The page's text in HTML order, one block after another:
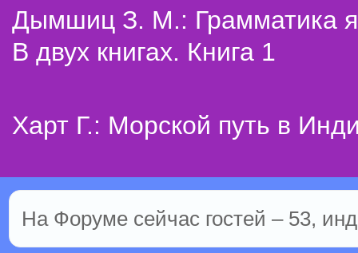
Дымшиц З. М.: Грамматика
В двух книгах. Книга 1
Харт Г.: Морской путь в
На Форуме сейчас гостей – 53,